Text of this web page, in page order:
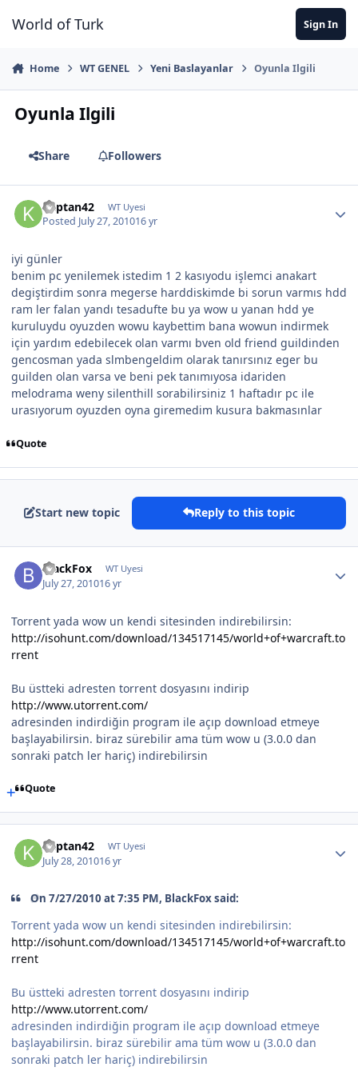
World of Turk Sign In
Home WT GENEL Yeni Baslayanlar Oyunla Ilgili
Oyunla Ilgili
Share Followers
kaptan42 WT Uyesi
Posted July 27, 201016 yr
iyi günler
benim pc yenilemek istedim 1 2 kasıyodu işlemci anakart
degiştirdim sonra megerse harddiskimde bi sorun varmıs hdd
ram ler falan yandı tesadufte bu ya wow u yanan hdd ye
kuruluydu oyuzden wowu kaybettim bana wowun indirmek
için yardım edebilecek olan varmı bven old friend guildinden
gencosman yada slmbengeldim olarak tanırsınız eger bu
guilden olan varsa ve beni pek tanımıyosa idariden
melodrama weny silenthill sorabilirsiniz 1 haftadır pc ile
urasıyorum oyuzden oyna giremedim kusura bakmasınlar
Quote
Start new topic Reply to this topic
BlackFox WT Uyesi
July 27, 201016 yr
Torrent yada wow un kendi sitesinden indirebilirsin:
http://isohunt.com/download/134517145/world+of+warcraft.to
rrent
Bu üstteki adresten torrent dosyasını indirip
http://www.utorrent.com/
adresinden indirdiğin program ile açıp download etmeye
başlayabilirsin. biraz sürebilir ama tüm wow u (3.0.0 dan
sonraki patch ler hariç) indirebilirsin
Quote
kaptan42 WT Uyesi
July 28, 201016 yr
On 7/27/2010 at 7:35 PM, BlackFox said:
Torrent yada wow un kendi sitesinden indirebilirsin:
http://isohunt.com/download/134517145/world+of+warcraft.to
rrent
Bu üstteki adresten torrent dosyasını indirip
http://www.utorrent.com/
adresinden indirdiğin program ile açıp download etmeye
başlayabilirsin. biraz sürebilir ama tüm wow u (3.0.0 dan
sonraki patch ler hariç) indirebilirsin